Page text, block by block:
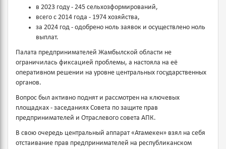
в 2023 году - 245 сельхозформирований,
всего с 2014 года - 1974 хозяйства,
за 2024 год - одобрено ноль заявок и осуществлено ноль
выплат.
Палата предпринимателей Жамбылской области не
ограничилась фиксацией проблемы, а настояла на её
оперативном решении на уровне центральных государственных
органов.
Вопрос был активно поднят и рассмотрен на ключевых
площадках - заседаниях Совета по защите прав
предпринимателей и Отраслевого совета АПК.
В свою очередь центральный аппарат «Атамекен» взял на себя
отстаивание прав предпринимателей на республиканском